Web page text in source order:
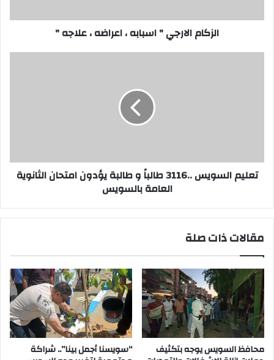
"
الزكام الارجي " اسبابه ، اعراضه ، علاجه "
الثانوية
العامة
بالسويس
تعليم السويس ..3116 طالباً و طالبة يؤدون امتحان الثانوية
العامة بالسويس
مقالات ذات صلة
محافظ السويس يوجه بتكثيف “سويسنا أجمل بينا”.. شراكة